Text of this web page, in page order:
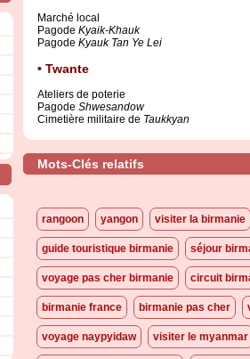
Marché local
Pagode Kyaik-Khauk
Pagode Kyauk Tan Ye Lei
Twante
Ateliers de poterie
Pagode Shwesandow
Cimetière militaire de Taukkyan
Mots-Clés relatifs
rangoon yangon visiter la birmanie
guide touristique birmanie séjour
voyage pas cher birmanie circuit
birmanie france birmanie pas cher
voyage naypyidaw visiter le myanmar